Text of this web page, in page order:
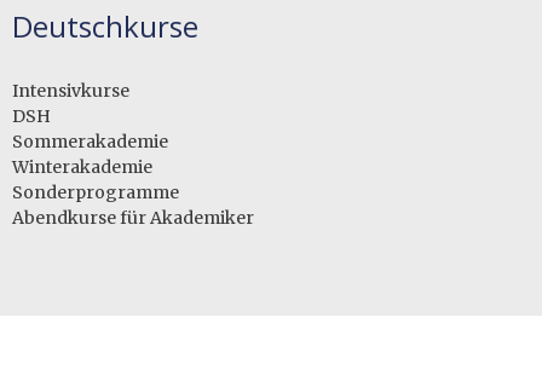
Deutschkurse
Intensivkurse
DSH
Sommerakademie
Winterakademie
Sonderprogramme
Abendkurse für Akademiker